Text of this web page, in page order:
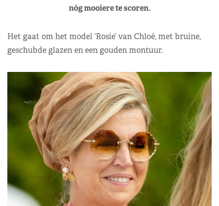
nóg mooiere te scoren.
Het gaat om het model ‘Rosie’ van Chloé, met bruine,
geschubde glazen en een gouden montuur.